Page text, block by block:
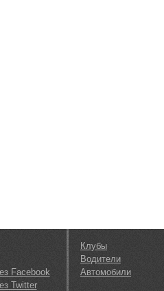
Facebook
Twitter
Клубы
Водители
Автомобили